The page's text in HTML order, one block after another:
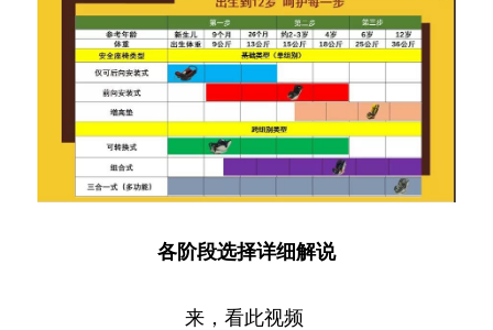
各阶段选择详细解说
来，看此视频